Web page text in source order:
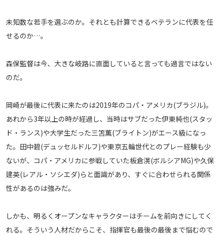
未知数な若手を選ぶのか。それとも計算できるベテランに代表を任
せるのか…。
森保監督は今、大きな岐路に直面していると言っても過言ではない
のだ。
岡崎が最後に代表に来たのは2019年のコパ・アメリカ(ブラジル)。
あれから3年以上の時が経過し、当時はサブだった伊東純也(スタッ
ド・ランス)や大学生だった三笘薫(ブライトン)がエース級になっ
た。田中碧(デュッセルドルフ)や東京五輪世代とのプレー経験も少
ないが、コパ・アメリカに参戦していた板倉滉(ボルシアMG)や久保
建英(レアル・ソシエダ)らと面識があり、すぐに合わせられる関係
性があるのは強みだ。
しかも、明るくオープンなキャラクターはチームを前向きにしてく
れる。そういう人材だからこそ、指揮官も最後の最後まで悩むので